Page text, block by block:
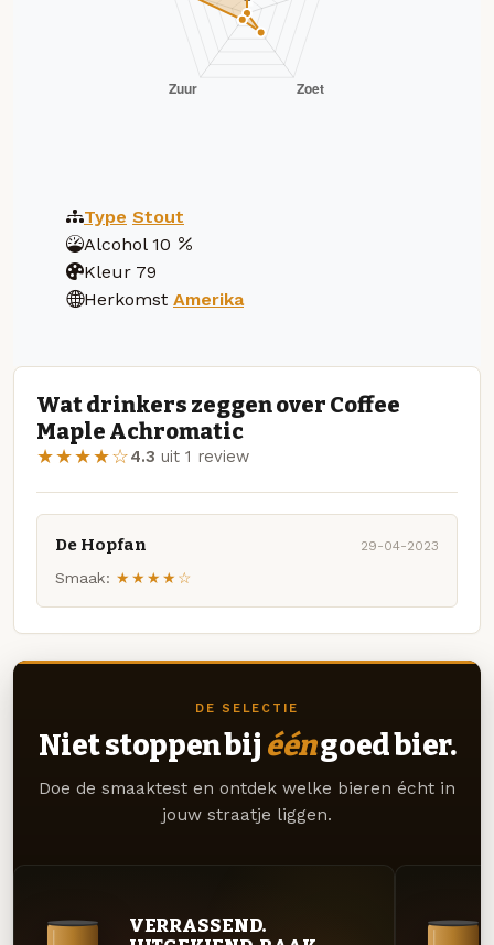
Type Stout
Alcohol 10
Kleur 79
Herkomst Amerika
Wat drinkers zeggen over Coffee
Maple Achromatic
★★★★☆4.3 uit 1 review
De Hopfan 29-04-2023
Smaak: ★★★★☆
DE SELECTIE
Niet stoppen bij ééngoed bier.
Doe de smaaktest en ontdek welke bieren écht in
jouw straatje liggen.
VERRASSEND.